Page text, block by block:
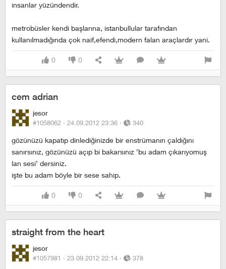
insanlar yüzündendir.
metrobüsler kendi başlarına, istanbullular tarafından
kullanılmadığında çok naif,efendi,modern falan araçlardır yani.
0 0
cem adrian
jesor
#1058062 · 24.09.2012 23:36 · 340
gözünüzü kapatıp dinlediğinizde bir enstrümanın çaldığını
sanırsınız, gözünüzü açıp bi bakarsınız ’bu adam çıkarıyomuş
lan sesi’ dersiniz.
işte bu adam böyle bir sese sahip.
0 0
straight from the heart
jesor
#1057981 · 23.09.2012 22:14 · 378